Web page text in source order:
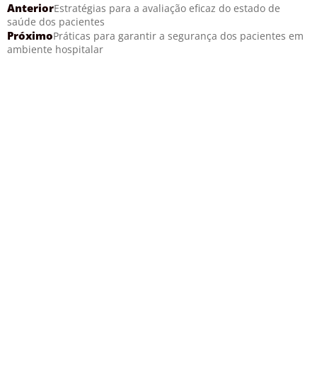
AnteriorEstratégias para a avaliação eficaz do estado de
saúde dos pacientes
PróximoPráticas para garantir a segurança dos pacientes em
ambiente hospitalar